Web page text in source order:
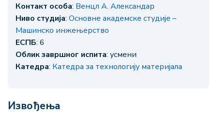
Контакт особа: Венцл А. Александар
Ниво студија: Основне академске студије –
Машинско инжењерство
ЕСПБ: 6
Облик завршног испита: усмени
Катедра: Катедра за технологију материјала
Извођења